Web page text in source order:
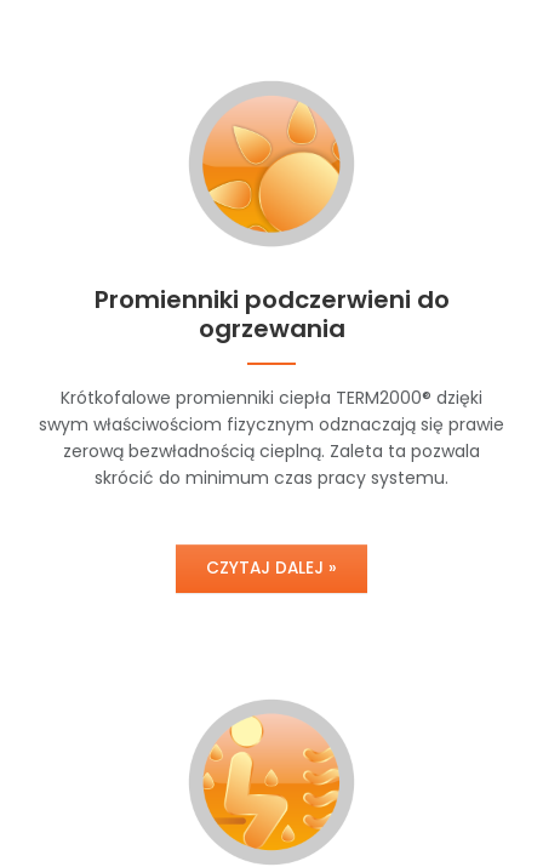
Promienniki podczerwieni do
ogrzewania
Krótkofalowe promienniki ciepła TERM2000® dzięki
swym właściwościom fizycznym odznaczają się prawie
zerową bezwładnością cieplną. Zaleta ta pozwala
skrócić do minimum czas pracy systemu.
CZYTAJ DALEJ »